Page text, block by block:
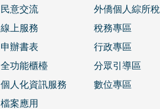
民意交流
線上服務
申辦書表
全功能櫃檯
個人化資訊服務
檔案應用
外僑個人綜所稅
稅務專區
行政專區
分眾引導區
數位專區